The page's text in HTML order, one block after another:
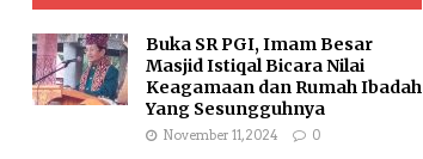
Buka SR PGI, Imam Besar
Masjid Istiqal Bicara Nilai
Keagamaan dan Rumah Ibadah
Yang Sesungguhnya
November 11, 2024 0